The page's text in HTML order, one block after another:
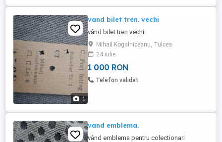
1
vand bilet tren. vechi
vând bilet tren vechi
Mihail Kogalniceanu, Tulcea
24 iulie
1 000 RON
Telefon validat
vand emblema.
vând emblema pentru colectionari